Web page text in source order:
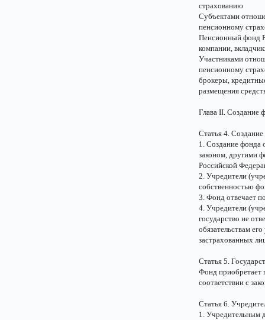
страхованию
Субъектами
пенсионному
Пенсионный фонд
компании,
Участниками
пенсионному
брокеры,
размещения
Глава II. Создание
Статья 4.
1. Создание фонда
законом, другими
Российской
2. Учредители
собственностью
3. Фонд отвечает
4. Учредители
государство не
обязательствам
застрахованных
Статья 5.
Фонд приобретает
соответствии с
Статья 6.
1. Учредительным